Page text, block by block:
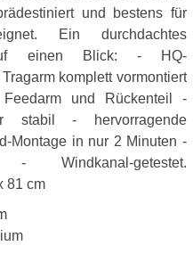
und bestens für
Ein durchdachtes
einen Blick: - HQ-
komplett vormontiert
und Rückenteil -
stabil - hervorragende
Montage in nur 2 Minuten -
- Windkanal-getestet.
81 cm